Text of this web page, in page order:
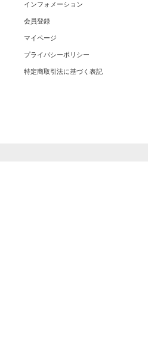
インフォメーション
会員登録
マイページ
プライバシーポリシー
特定商取引法に基づく表記